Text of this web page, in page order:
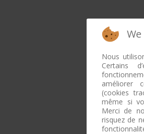
Nous
Certains
améliorer
(cookies
même si
Merci de
risquez de